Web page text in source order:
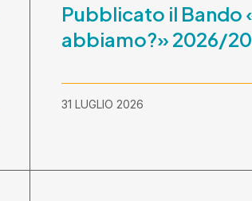
Pubblicato il Bando
abbiamo?» 2026/
31 LUGLIO 2026